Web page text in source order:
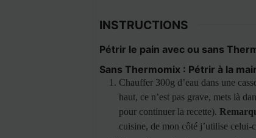
INSTRUCTIONS
Pétrir le pain avec ou sans
Sans Thermomix : Pétrir à la
Chauffer 300g d’eau dans une
haut, ce n’est pas grave, mets là
pour continuer la recette).
cuisine, de mon côté j’utilise celui-